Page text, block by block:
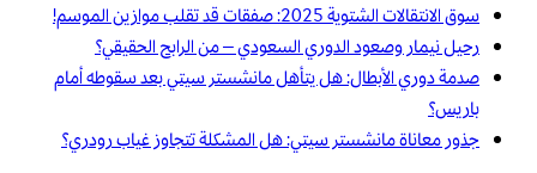
سوق الانتقالات الشتوية 2025: صفقات قد تقلب موازين الموسم!
رحيل نيمار وصعود الدوري السعودي – من الرابح الحقيقي؟
صدمة دوري الأبطال: هل يتأهل مانشستر سيتي بعد سقوطه أمام
باريس؟
جذور معاناة مانشستر سيتي: هل المشكلة تتجاوز غياب رودري؟